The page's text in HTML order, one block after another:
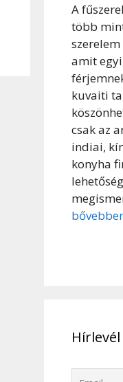
A
több
amit
kuvaiti
csak az
indiai,
konyha